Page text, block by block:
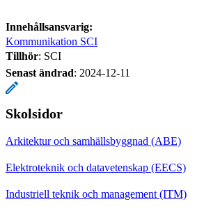
Innehållsansvarig:
Kommunikation SCI
Tillhör: SCI
Senast ändrad: 2024-12-11
Skolsidor
Arkitektur och samhällsbyggnad (ABE)
Elektroteknik och datavetenskap (EECS)
Industriell teknik och management (ITM)